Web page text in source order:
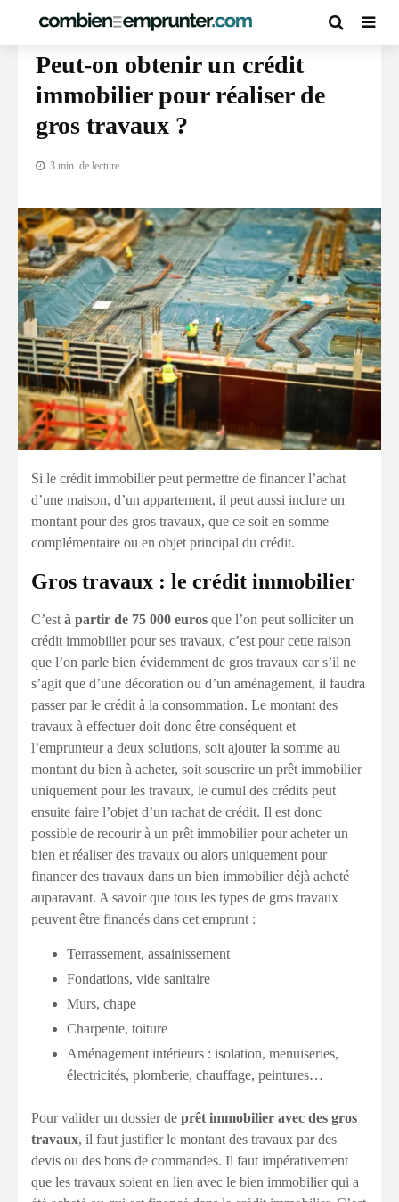
PRÊT IMMOBILIER
Peut-on obtenir un crédit
immobilier pour réaliser de
gros travaux ?
3 min. de lecture
Si le crédit immobilier peut permettre de financer l’achat
d’une maison, d’un appartement, il peut aussi inclure un
montant pour des gros travaux, que ce soit en somme
complémentaire ou en objet principal du crédit.
Gros travaux : le crédit immobilier
C’est à partir de 75 000 euros que l’on peut solliciter un
crédit immobilier pour ses travaux, c’est pour cette raison
que l’on parle bien évidemment de gros travaux car s’il ne
s’agit que d’une décoration ou d’un aménagement, il faudra
passer par le crédit à la consommation. Le montant des
travaux à effectuer doit donc être conséquent et
l’emprunteur a deux solutions, soit ajouter la somme au
montant du bien à acheter, soit souscrire un prêt immobilier
uniquement pour les travaux, le cumul des crédits peut
ensuite faire l’objet d’un rachat de crédit. Il est donc
possible de recourir à un prêt immobilier pour acheter un
bien et réaliser des travaux ou alors uniquement pour
financer des travaux dans un bien immobilier déjà acheté
auparavant. A savoir que tous les types de gros travaux
peuvent être financés dans cet emprunt :
Terrassement, assainissement
Fondations, vide sanitaire
Murs, chape
Charpente, toiture
Aménagement intérieurs : isolation, menuiseries,
électricités, plomberie, chauffage, peintures…
Pour valider un dossier de prêt immobilier avec des gros
travaux, il faut justifier le montant des travaux par des
devis ou des bons de commandes. Il faut impérativement
que les travaux soient en lien avec le bien immobilier qui a